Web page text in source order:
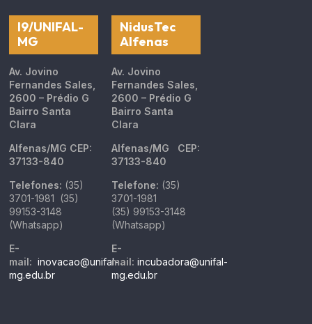
I9/UNIFAL-
MG
Av. Jovino
Fernandes Sales,
2600 – Prédio G
Bairro Santa
Clara
Alfenas/MG CEP:
37133-840
Telefones: (35)
3701-1981 (35)
99153-3148
(Whatsapp)
E-
mail: inovacao@unifal-
mg.edu.br
NidusTec
Alfenas
Av. Jovino
Fernandes Sales,
2600 – Prédio G
Bairro Santa
Clara
Alfenas/MG CEP:
37133-840
Telefone: (35)
3701-1981
(35) 99153-3148
(Whatsapp)
E-
mail:incubadora@unifal-
mg.edu.br